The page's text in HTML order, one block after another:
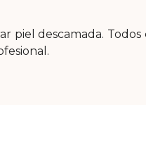
piel descamada. Todos